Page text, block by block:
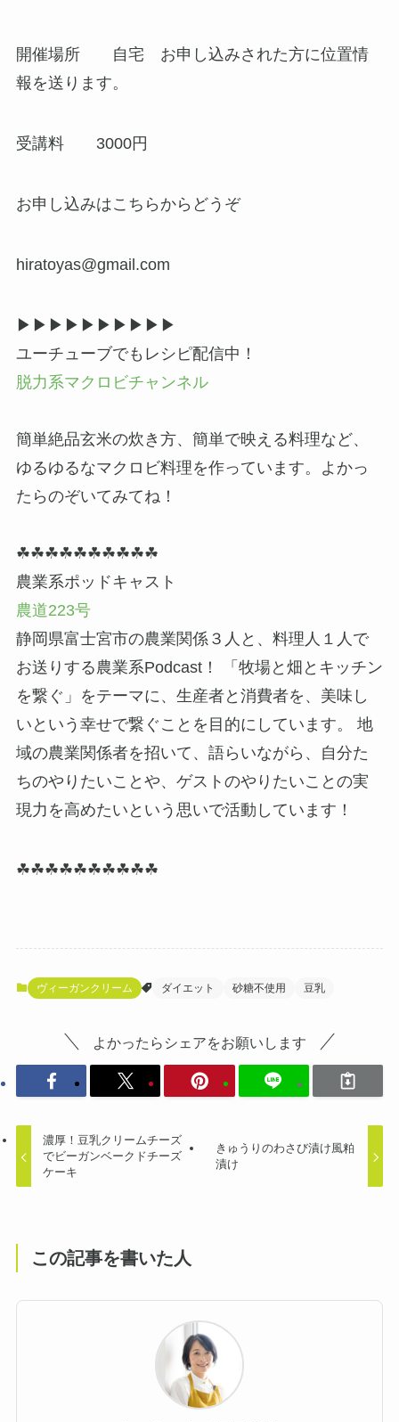
開催場所 自宅 お申し込みされた方に位置情
報を送ります。
受講料 3000円
お申し込みはこちらからどうぞ
hiratoyas@gmail.com
▶▶︎▶︎▶▶︎▶︎▶▶︎▶︎▶
ユーチューブでもレシピ配信中！
脱力系マクロビチャンネル
簡単絶品玄米の炊き方、簡単で映える料理など、
ゆるゆるなマクロビ料理を作っています。よかっ
たらのぞいてみてね！
☘☘☘☘☘☘☘☘☘☘
農業系ポッドキャスト
農道223号
静岡県富士宮市の農業関係３人と、料理人１人で
お送りする農業系Podcast！ 「牧場と畑とキッチン
を繋ぐ」をテーマに、生産者と消費者を、美味し
いという幸せで繋ぐことを目的にしています。 地
域の農業関係者を招いて、語らいながら、自分た
ちのやりたいことや、ゲストのやりたいことの実
現力を高めたいという思いで活動しています！
☘☘☘☘☘☘☘☘☘☘
ヴィーガンクリーム ダイエット 砂糖不使用 豆乳
よかったらシェアをお願いします
濃厚！豆乳クリームチーズ
でビーガンベークドチーズ
ケーキ
きゅうりのわさび漬け風粕
漬け
この記事を書いた人